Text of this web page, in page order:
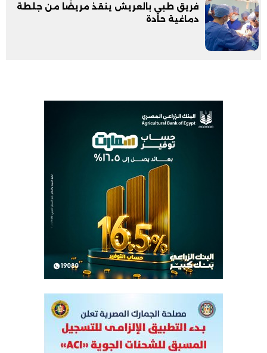
فريق طبي بالعريش ينقذ مريضًا من جلطة
دماغية حادة